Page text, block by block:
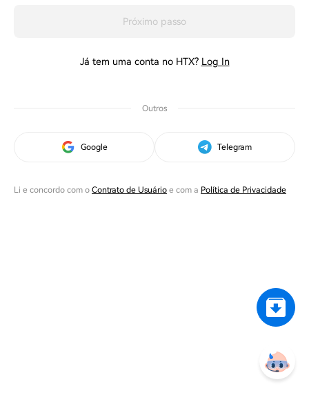
Próximo passo
Já tem uma conta no HTX? Log In
Outros
Google Telegram
Li e concordo com o Contrato de Usuário e com a Política de Privacidade